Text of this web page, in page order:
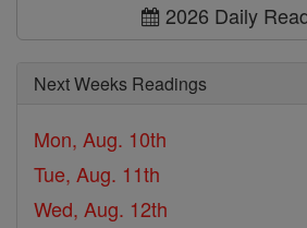
2026 Daily
Next Weeks Readings
Mon, Aug. 10th
Tue, Aug. 11th
Wed, Aug. 12th